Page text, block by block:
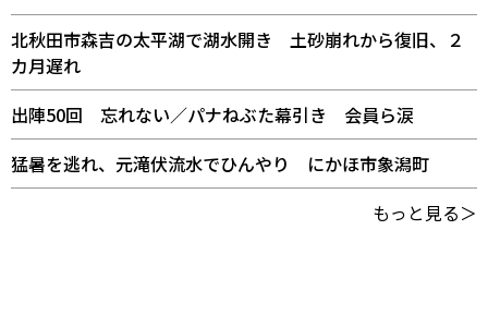
北秋田市森吉の太平湖で湖水開き 土砂崩れから復旧、２
カ月遅れ
出陣50回 忘れない／パナねぶた幕引き 会員ら涙
猛暑を逃れ、元滝伏流水でひんやり にかほ市象潟町
もっと見る＞